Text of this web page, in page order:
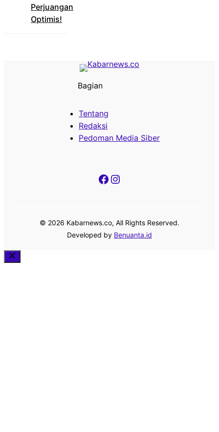
Perjuangan
Optimis!
Bagian
Tentang
Redaksi
Pedoman Media Siber
Facebook
Instagram
© 2026 Kabarnews.co, All Rights Reserved.
Developed by Benuanta.id
Close